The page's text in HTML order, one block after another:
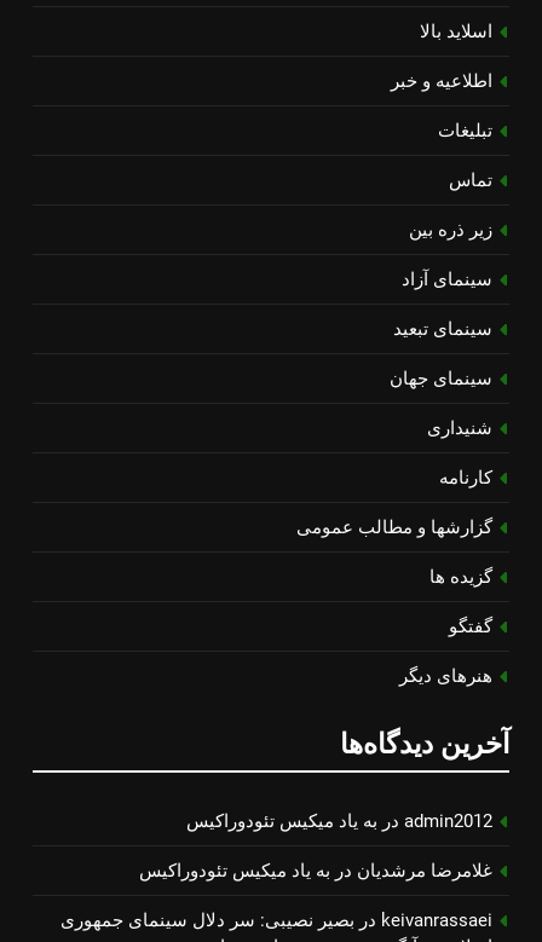
اسلاید بالا
اطلاعیه و خبر
تبلیغات
تماس
زیر ذره بین
سینمای آزاد
سینمای تبعید
سینمای جهان
شنیداری
کارنامه
گزارشها و مطالب عمومی
گزیده ها
گفتگو
هنرهای دیگر
آخرین دیدگاه‌ها
admin2012 در به یاد میكیس تئودوراكیس
غلامرضا مرشدیان در به یاد میكیس تئودوراكیس
keivanrassaei در بصیر نصیبی: سر دلال سینمای جمهوری